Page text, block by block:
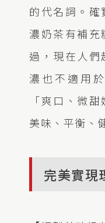
的代名詞。
濃奶茶有補充
過，現在人
濃也不適用
「爽口、微
美味、平衡、
完美實現